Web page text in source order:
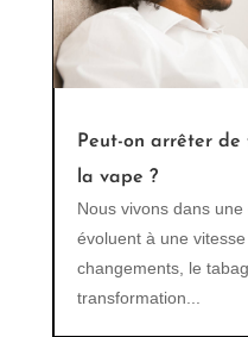
Peut-on arrêter de
la vape ?
Nous vivons dans
évoluent à une
changements, le
transformation...